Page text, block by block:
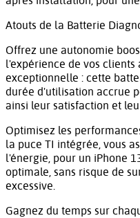
Atouts de la Batterie
Offrez une autonomie
l'expérience de vos clients
exceptionnelle : cette
durée d'utilisation accrue
ainsi leur satisfaction et
Optimisez les
la puce TI intégrée, vous
l'énergie, pour un iPhone
optimale, sans risque de
excessive.
Gagnez du temps sur